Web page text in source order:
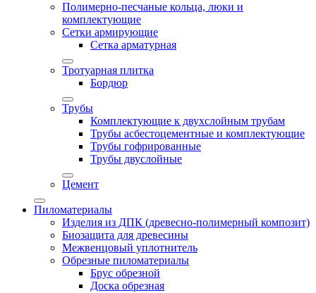
Полимерно-песчаные кольца, люки и
комплектующие
Сетки армирующие
Сетка арматурная
Тротуарная плитка
Бордюр
Трубы
Комплектующие к двухслойным трубам
Трубы асбестоцементные и комплектующие
Трубы гофрированные
Трубы двуслойные
Цемент
Пиломатериалы
Изделия из ДПК (древесно-полимерный композит)
Биозащита для древесины
Межвенцовый уплотнитель
Обрезные пиломатериалы
Брус обрезной
Доска обрезная